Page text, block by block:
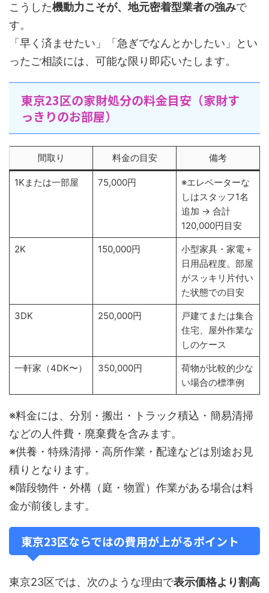
こうした機動力こそが、地元密着型業者の強みで
す。
「早く済ませたい」「急ぎでなんとかしたい」とい
ったご相談には、可能な限り即応いたします。
東京23区の家財処分の料金目安（家財す
っきりのお部屋）
間取り 料金の目安 備考
1Kまたは一部屋 75,000円
※エレベーターな
しはスタッフ1名
追加 → 合計
120,000円目安
2K 150,000円
小型家具・家電＋
日用品程度。部屋
がスッキリ片付い
た状態での目安
3DK 250,000円
戸建てまたは集合
住宅、屋外作業な
しのケース
一軒家（4DK〜） 350,000円
荷物が比較的少な
い場合の標準例
※料金には、分別・搬出・トラック積込・簡易清掃
などの人件費・廃棄費を含みます。
※供養・特殊清掃・高所作業・配達などは別途お見
積りとなります。
※階段物件・外構（庭・物置）作業がある場合は料
金が前後します。
東京23区ならではの費用が上がるポイント
東京23区では、次のような理由で表示価格より割高